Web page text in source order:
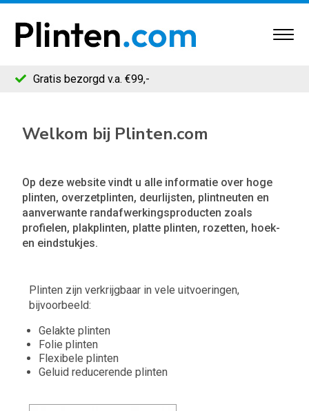
Gratis bezorgd v.a. €99,-
Welkom bij Plinten.com
Op deze website vindt u alle informatie over hoge
plinten, overzetplinten, deurlijsten, plintneuten en
aanverwante randafwerkingsproducten zoals
profielen, plakplinten, platte plinten, rozetten, hoek-
en eindstukjes.
Plinten zijn verkrijgbaar in vele uitvoeringen,
bijvoorbeeld:
Gelakte plinten
Folie plinten
Flexibele plinten
Geluid reducerende plinten